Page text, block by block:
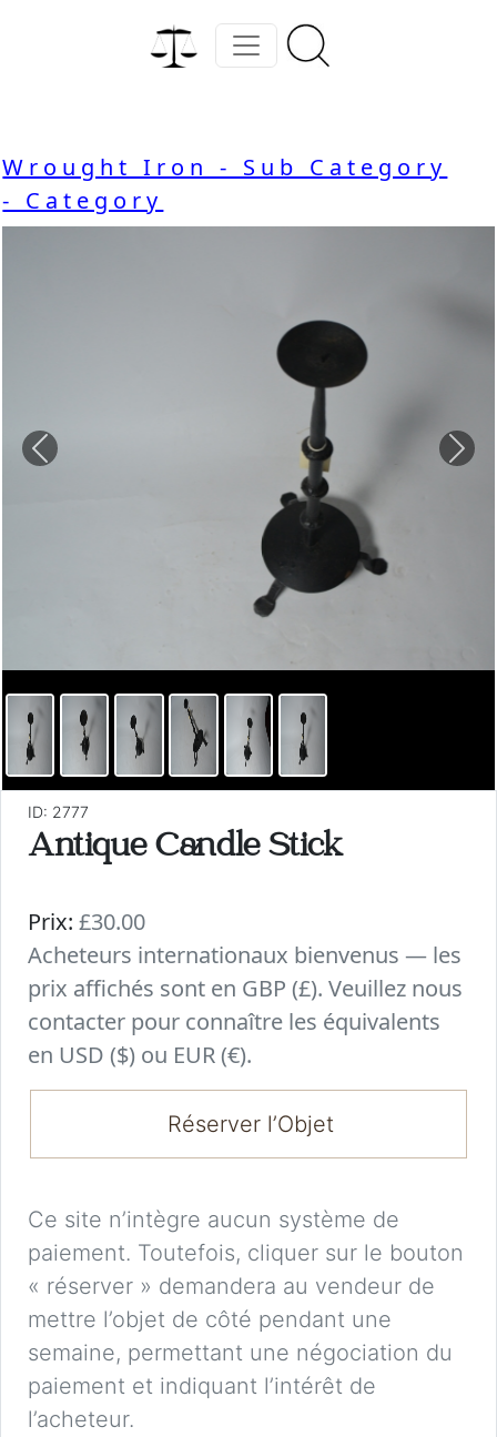
Wrought Iron - Sub Category
- Category
Previous
ID: 2777
Antique Candle Stick
Prix: £30.00
Acheteurs internationaux bienvenus — les
prix affichés sont en GBP (£). Veuillez nous
contacter pour connaître les équivalents
en USD ($) ou EUR (€).
Réserver l’Objet
Ce site n’intègre aucun système de
paiement. Toutefois, cliquer sur le bouton
« réserver » demandera au vendeur de
mettre l’objet de côté pendant une
semaine, permettant une négociation du
paiement et indiquant l’intérêt de
l’acheteur.